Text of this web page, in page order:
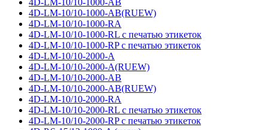
4D-LM-10/10-1000-AB
4D-LM-10/10-1000-AB(RUEW)
4D-LM-10/10-1000-RA
4D-LM-10/10-1000-RL с печатью этикеток
4D-LM-10/10-1000-RP с печатью этикеток
4D-LM-10/10-2000-A
4D-LM-10/10-2000-A(RUEW)
4D-LM-10/10-2000-AB
4D-LM-10/10-2000-AB(RUEW)
4D-LM-10/10-2000-RA
4D-LM-10/10-2000-RL с печатью этикеток
4D-LM-10/10-2000-RP с печатью этикеток